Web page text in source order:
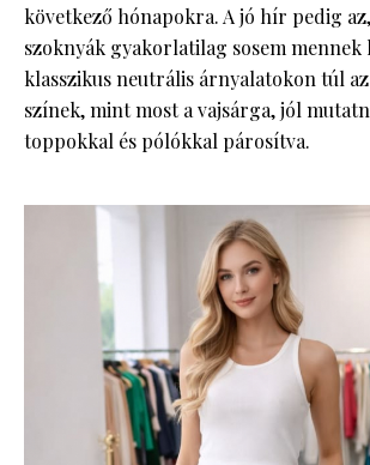
következő hónapokra. A jó hír pedig
szoknyák gyakorlatilag sosem mennek
klasszikus neutrális árnyalatokon túl
színek, mint most a vajsárga, jól
toppokkal és pólókkal párosítva.